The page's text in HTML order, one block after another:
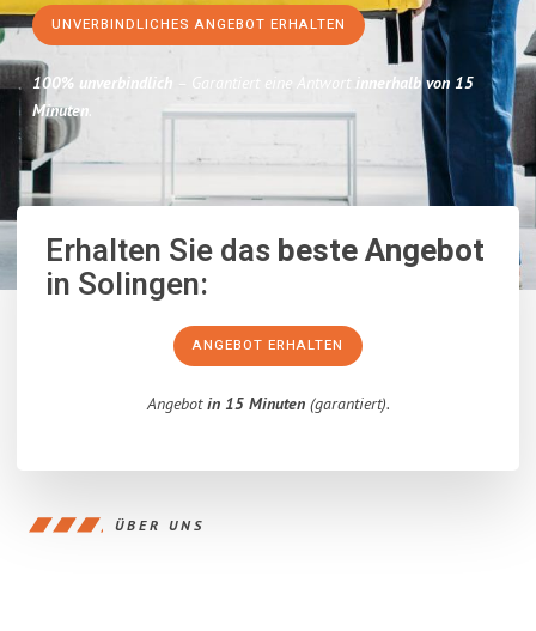
UNVERBINDLICHES ANGEBOT ERHALTEN
100% unverbindlich – Garantiert eine Antwort innerhalb von 15
Minuten.
Erhalten Sie dasbeste Angebot
in Solingen:
ANGEBOT ERHALTEN
Angebotin 15 Minuten(garantiert).
ÜBER UNS